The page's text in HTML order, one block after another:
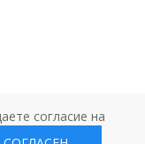
согласие на